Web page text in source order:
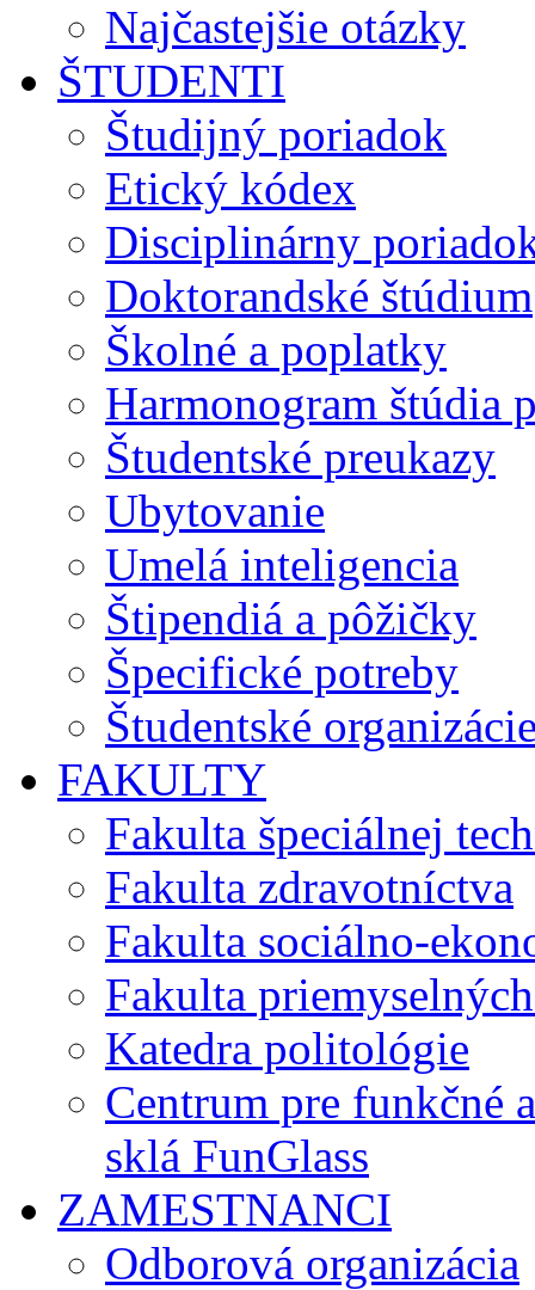
Najčastejšie otázky
ŠTUDENTI
Študijný poriadok
Etický kódex
Disciplinárny
Doktorandské štúdium
Školné a poplatky
Harmonogram štúdia
Študentské preukazy
Ubytovanie
Umelá inteligencia
Štipendiá a pôžičky
Špecifické potreby
Študentské
FAKULTY
Fakulta špeciálnej
Fakulta zdravotníctva
Fakulta sociálno-
Fakulta
Katedra politológie
Centrum pre funkčné
sklá FunGlass
ZAMESTNANCI
Odborová organizácia